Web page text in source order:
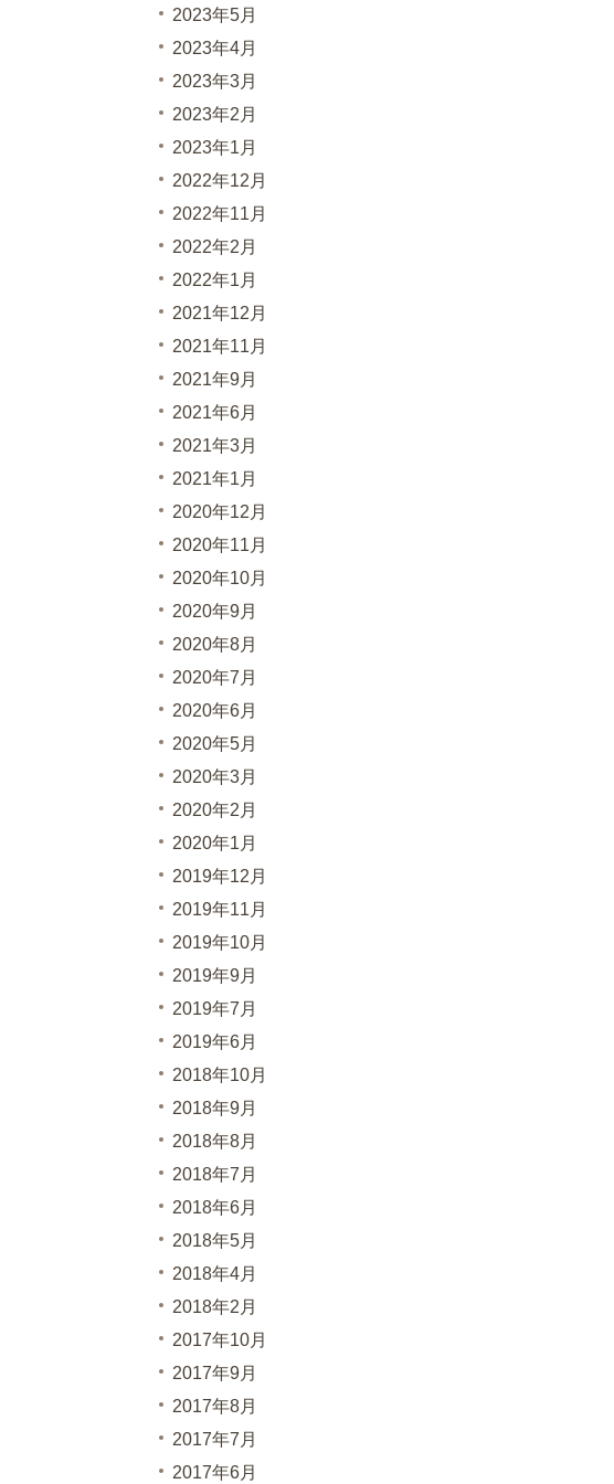
2023年5月
2023年4月
2023年3月
2023年2月
2023年1月
2022年12月
2022年11月
2022年2月
2022年1月
2021年12月
2021年11月
2021年9月
2021年6月
2021年3月
2021年1月
2020年12月
2020年11月
2020年10月
2020年9月
2020年8月
2020年7月
2020年6月
2020年5月
2020年3月
2020年2月
2020年1月
2019年12月
2019年11月
2019年10月
2019年9月
2019年7月
2019年6月
2018年10月
2018年9月
2018年8月
2018年7月
2018年6月
2018年5月
2018年4月
2018年2月
2017年10月
2017年9月
2017年8月
2017年7月
2017年6月